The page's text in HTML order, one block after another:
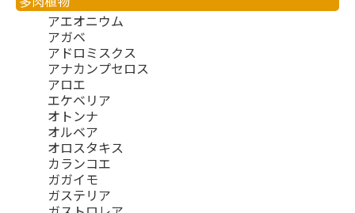
アエオニウム
アガベ
アドロミスクス
アナカンプセロス
アロエ
エケベリア
オトンナ
オルベア
オロスタキス
カランコエ
ガガイモ
ガステリア